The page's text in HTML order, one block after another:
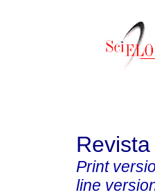
Print
line